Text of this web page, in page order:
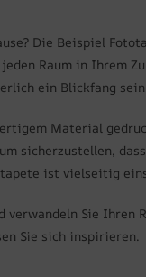
Die Beispiel
Raum in Ihrem
ein Blickfang sein.
Material
sicherzustellen,
ist vielseitig
Sie Ihren
Sie sich inspirieren.